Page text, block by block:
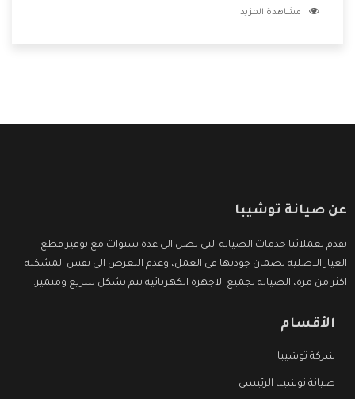
الشركة بها والتى تكون منها خدمة الصيانة التى تكون من أهم
مشاهدة المزيد
عن صيانة توشيبا
نقدم لعملائنا خدمات الصيانة التى تصل الى عدة سنوات مع توفير قطع
الغيار الاصلية لضمان جودتها فى العمل، وعدم التعرض الى نفس المشكلة
اكثر من مرة، الصيانة لجميع الاجهزة الكهربائية تتم بشكل سريع ومتميز.
الأقسام
شركة توشيبا
صيانة توشيبا الرئيسي